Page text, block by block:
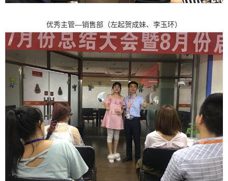
优秀主管—销售部（左起贺成妹、李玉环）